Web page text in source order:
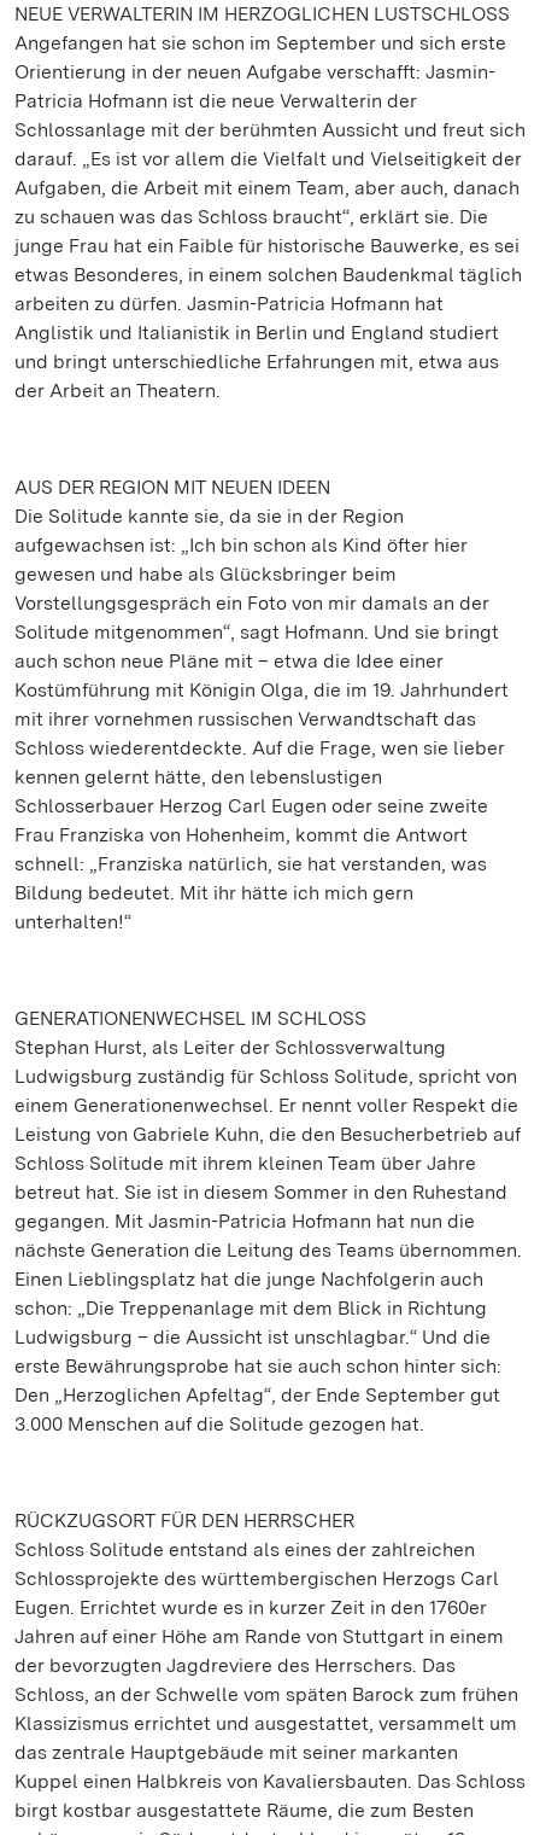
NEUE VERWALTERIN IM HERZOGLICHEN LUSTSCHLOSS
Angefangen hat sie schon im September und sich erste
Orientierung in der neuen Aufgabe verschafft: Jasmin-
Patricia Hofmann ist die neue Verwalterin der
Schlossanlage mit der berühmten Aussicht und freut sich
darauf. „Es ist vor allem die Vielfalt und Vielseitigkeit der
Aufgaben, die Arbeit mit einem Team, aber auch, danach
zu schauen was das Schloss braucht“, erklärt sie. Die
junge Frau hat ein Faible für historische Bauwerke, es sei
etwas Besonderes, in einem solchen Baudenkmal täglich
arbeiten zu dürfen. Jasmin-Patricia Hofmann hat
Anglistik und Italianistik in Berlin und England studiert
und bringt unterschiedliche Erfahrungen mit, etwa aus
der Arbeit an Theatern.
AUS DER REGION MIT NEUEN IDEEN
Die Solitude kannte sie, da sie in der Region
aufgewachsen ist: „Ich bin schon als Kind öfter hier
gewesen und habe als Glücksbringer beim
Vorstellungsgespräch ein Foto von mir damals an der
Solitude mitgenommen“, sagt Hofmann. Und sie bringt
auch schon neue Pläne mit – etwa die Idee einer
Kostümführung mit Königin Olga, die im 19. Jahrhundert
mit ihrer vornehmen russischen Verwandtschaft das
Schloss wiederentdeckte. Auf die Frage, wen sie lieber
kennen gelernt hätte, den lebenslustigen
Schlosserbauer Herzog Carl Eugen oder seine zweite
Frau Franziska von Hohenheim, kommt die Antwort
schnell: „Franziska natürlich, sie hat verstanden, was
Bildung bedeutet. Mit ihr hätte ich mich gern
unterhalten!“
GENERATIONENWECHSEL IM SCHLOSS
Stephan Hurst, als Leiter der Schlossverwaltung
Ludwigsburg zuständig für Schloss Solitude, spricht von
einem Generationenwechsel. Er nennt voller Respekt die
Leistung von Gabriele Kuhn, die den Besucherbetrieb auf
Schloss Solitude mit ihrem kleinen Team über Jahre
betreut hat. Sie ist in diesem Sommer in den Ruhestand
gegangen. Mit Jasmin-Patricia Hofmann hat nun die
nächste Generation die Leitung des Teams übernommen.
Einen Lieblingsplatz hat die junge Nachfolgerin auch
schon: „Die Treppenanlage mit dem Blick in Richtung
Ludwigsburg – die Aussicht ist unschlagbar.“ Und die
erste Bewährungsprobe hat sie auch schon hinter sich:
Den „Herzoglichen Apfeltag“, der Ende September gut
3.000 Menschen auf die Solitude gezogen hat.
RÜCKZUGSORT FÜR DEN HERRSCHER
Schloss Solitude entstand als eines der zahlreichen
Schlossprojekte des württembergischen Herzogs Carl
Eugen. Errichtet wurde es in kurzer Zeit in den 1760er
Jahren auf einer Höhe am Rande von Stuttgart in einem
der bevorzugten Jagdreviere des Herrschers. Das
Schloss, an der Schwelle vom späten Barock zum frühen
Klassizismus errichtet und ausgestattet, versammelt um
das zentrale Hauptgebäude mit seiner markanten
Kuppel einen Halbkreis von Kavaliersbauten. Das Schloss
birgt kostbar ausgestattete Räume, die zum Besten